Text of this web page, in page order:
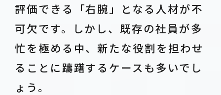
評価できる「右腕」となる人材が不
可欠です。しかし、既存の社員が多
忙を極める中、新たな役割を担わせ
ることに躊躇するケースも多いでし
ょう。